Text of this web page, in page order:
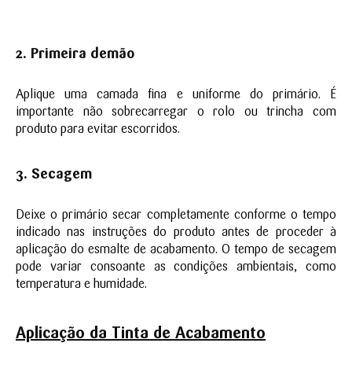
2. Primeira demão
Aplique uma camada fina e uniforme do primário. É
importante não sobrecarregar o rolo ou trincha com
produto para evitar escorridos.
3. Secagem
Deixe o primário secar completamente conforme o tempo
indicado nas instruções do produto antes de proceder à
aplicação do esmalte de acabamento. O tempo de secagem
pode variar consoante as condições ambientais, como
temperatura e humidade.
Aplicação da Tinta de Acabamento